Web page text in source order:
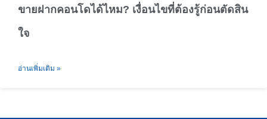
ขายฝากคอนโดได้ไหม? เงื่อนไขที่ต้องรู้ก่อนตัดสิน
ใจ
อ่านเพิ่มเติม »